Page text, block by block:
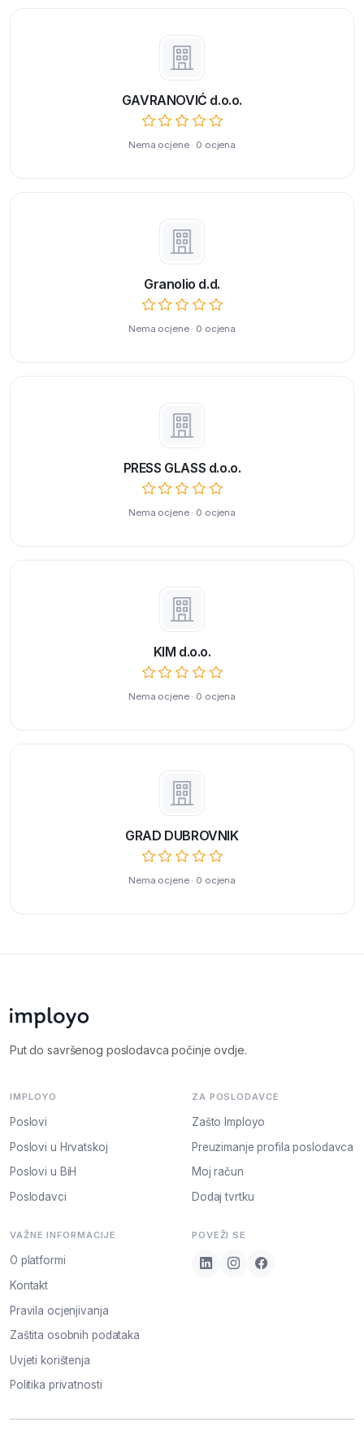
GAVRANOVIĆ d.o.o.
Nema ocjene · 0 ocjena
Granolio d.d.
Nema ocjene · 0 ocjena
PRESS GLASS d.o.o.
Nema ocjene · 0 ocjena
KIM d.o.o.
Nema ocjene · 0 ocjena
GRAD DUBROVNIK
Nema ocjene · 0 ocjena
Put do savršenog poslodavca počinje ovdje.
IMPLOYO
Poslovi
Poslovi u Hrvatskoj
Poslovi u BiH
Poslodavci
ZA POSLODAVCE
Zašto Imployo
Preuzimanje profila poslodavca
Moj račun
Dodaj tvrtku
VAŽNE INFORMACIJE
O platformi
Kontakt
Pravila ocjenjivanja
Zaštita osobnih podataka
Uvjeti korištenja
Politika privatnosti
POVEŽI SE